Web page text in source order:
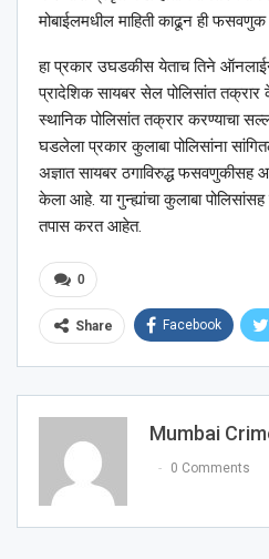
मोबाईलमधील माहिती काढून ही फसवणुक
हा प्रकार उघडकीस येताच तिने
प्रादेशिक सायबर सेल पोलिसांत तक्रार
स्थानिक पोलिसांत तक्रार करण्याचा
घडलेला प्रकार कुलाबा पोलिसांना
अज्ञात सायबर ठगाविरुद्ध फसवणुकीसह
केला आहे. या गुन्ह्यांचा कुलाबा
तपास करत आहेत.
0
Share Facebook
Mumbai
0 Comments